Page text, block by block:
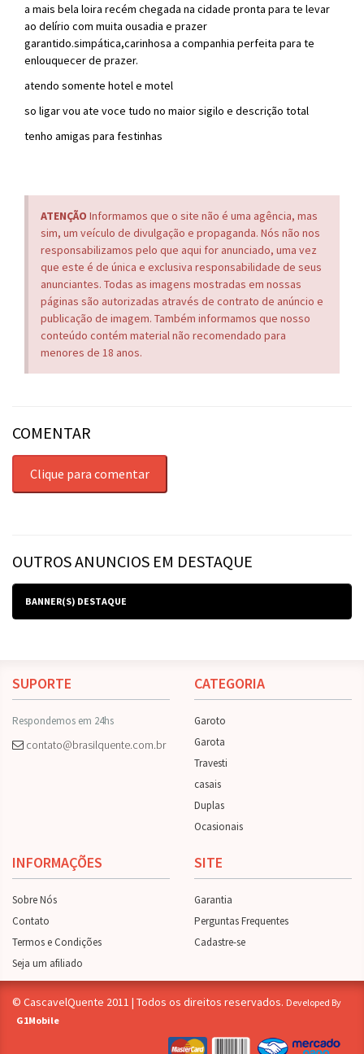
a mais bela loira recém chegada na cidade pronta para te levar
ao delírio com muita ousadia e prazer
garantido.simpática,carinhosa a companhia perfeita para te
enlouquecer de prazer.
atendo somente hotel e motel
so ligar vou ate voce tudo no maior sigilo e descrição total
tenho amigas para festinhas
ATENÇÃO Informamos que o site não é uma agência, mas
sim, um veículo de divulgação e propaganda. Nós não nos
responsabilizamos pelo que aqui for anunciado, uma vez
que este é de única e exclusiva responsabilidade de seus
anunciantes. Todas as imagens mostradas em nossas
páginas são autorizadas através de contrato de anúncio e
publicação de imagem. Também informamos que nosso
conteúdo contém material não recomendado para
menores de 18 anos.
COMENTAR
Clique para comentar
OUTROS ANUNCIOS EM DESTAQUE
BANNER(S) DESTAQUE
SUPORTE
Respondemos em 24hs
contato@brasilquente.com.br
CATEGORIA
Garoto
Garota
Travesti
casais
Duplas
Ocasionais
INFORMAÇÕES
Sobre Nós
Contato
Termos e Condições
Seja um afiliado
SITE
Garantia
Perguntas Frequentes
Cadastre-se
© CascavelQuente 2011 | Todos os direitos reservados. Developed By
G1Mobile